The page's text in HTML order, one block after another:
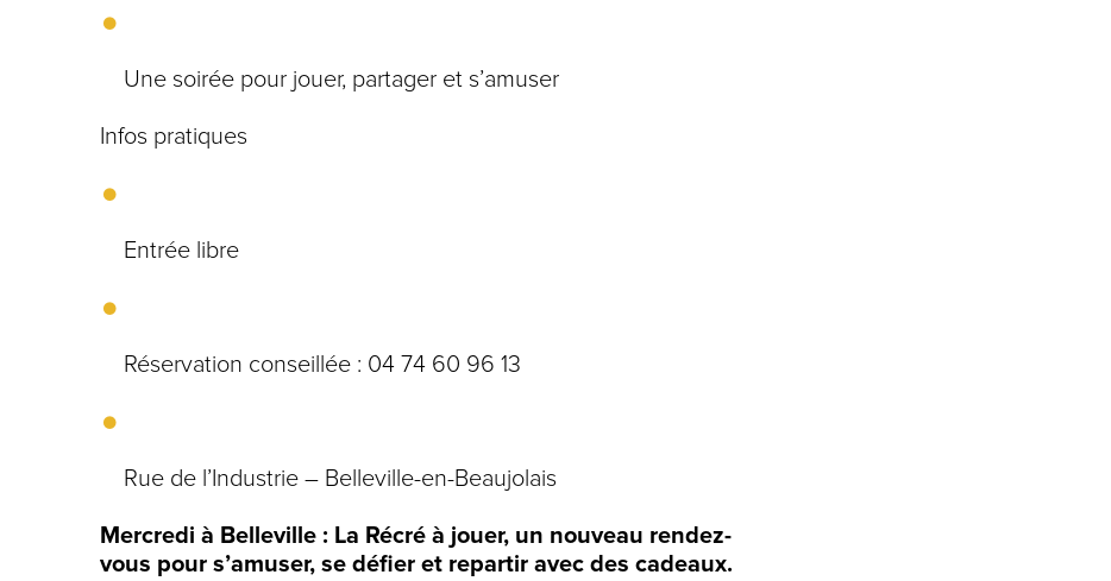
Une soirée pour jouer, partager et s’amuser
Infos pratiques
Entrée libre
Réservation conseillée : 04 74 60 96 13
Rue de l’Industrie – Belleville-en-Beaujolais
Mercredi à Belleville : La Récré à jouer, un nouveau rendez-
vous pour s’amuser, se défier et repartir avec des cadeaux.